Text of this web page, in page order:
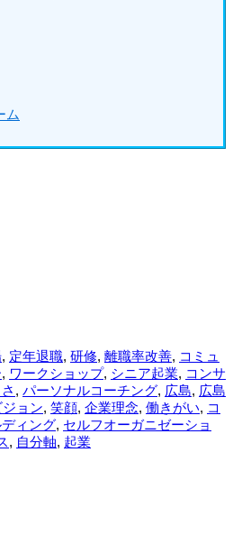
ム
, 定年退職, 研修, 離職率改善, コミュ
, ワークショップ, シニア起業, コンサ
, パーソナルコーチング, 広島, 広島
ジョン, 笑顔, 企業理念, 働きがい, コ
ィング, セルフオーガニゼーショ
, 自分軸, 起業